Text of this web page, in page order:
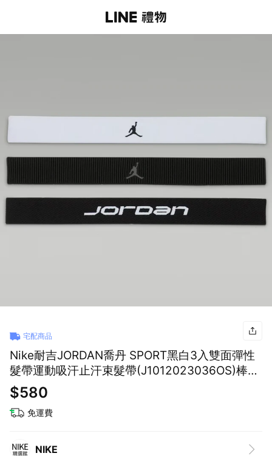
宅配商品
Nike耐吉JORDAN喬丹 SPORT黑白3入雙面彈性
髮帶運動吸汗止汗束髮帶(J1012023036OS)棒球
籃球壘球桌球羽球足球排球 運動生日禮物 男友禮
物 女生禮物 送禮推薦 情人節禮物
$580
免運費
NIKE